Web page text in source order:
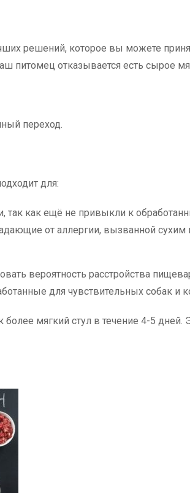
решений, которое вы можете
питомец отказывается есть сырое
переход.
для:
так как ещё не привыкли к
от аллергии, вызванной сухим
вероятность расстройства
для чувствительных собак и
мягкий стул в течение 4-5 дней.